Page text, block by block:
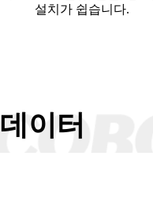
설치가 쉽습니다.
데이터